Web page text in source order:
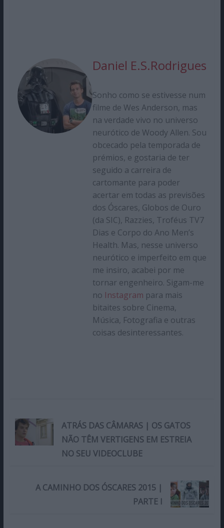
Daniel E.S.Rodrigues
Sonho como se estivesse num
filme de Wes Anderson, mas
na verdade vivo no universo
neurótico de Woody Allen. Sou
obcecado pela temporada de
prémios, e gostaria de ter
seguido a carreira de
cartomante para poder
acertar em todas as previsões
dos Óscares, Globos de Ouro
(da SIC), Razzies, Troféus TV7
Dias e Corpo do Ano Men’s
Health. Mas, nesse universo
neurótico e imperfeito em que
me insiro, acabei por me
tornar engenheiro. Sigam-me
no Instagram para mais
bitaites sobre Cinema,
Música, Fotografia e outras
coisas desinteressantes.
ATRÁS DAS CÂMARAS | OS GATOS
NÃO TÊM VERTIGENS EM ESTREIA
NO SEU VIDEOCLUBE
A CAMINHO DOS ÓSCARES 2015 |
PARTE I